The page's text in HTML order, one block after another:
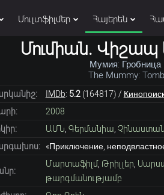
Մուլտֆիլմեր Հայերեն
Մումիան.
Мумия: Гробница
The Mummy:
IMDb: 5.2(164817) /
2008
ԱՄՆ Գերմանիա Չինաստան
«Приключение,
Մարտաֆիլմ, Թրիլլեր
թարգմանությամբ